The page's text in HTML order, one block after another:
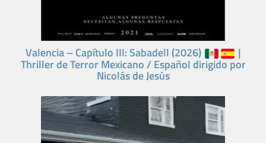
Valencia – Capítulo III: Sabadell (2026) |
Thriller de Terror Mexicano / Español dirigido por
Nicolás de Jesús